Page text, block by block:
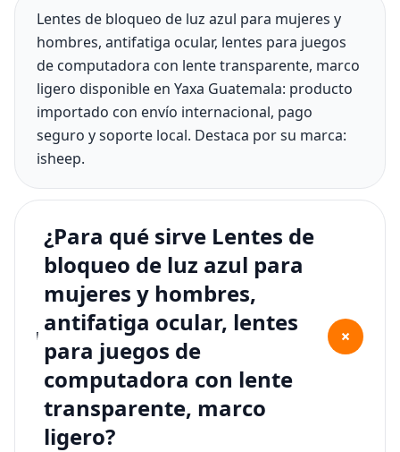
Lentes de bloqueo de luz azul para mujeres y
hombres, antifatiga ocular, lentes para juegos
de computadora con lente transparente, marco
ligero disponible en Yaxa Guatemala: producto
importado con envío internacional, pago
seguro y soporte local. Destaca por su marca:
isheep.
¿Para qué sirve Lentes de
bloqueo de luz azul para
mujeres y hombres,
antifatiga ocular, lentes
para juegos de
computadora con lente
transparente, marco
ligero?
+